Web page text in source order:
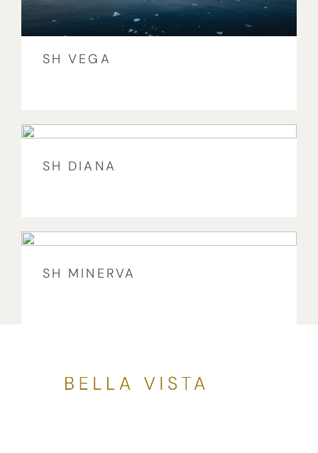
SH VEGA
SH DIANA
SH MINERVA